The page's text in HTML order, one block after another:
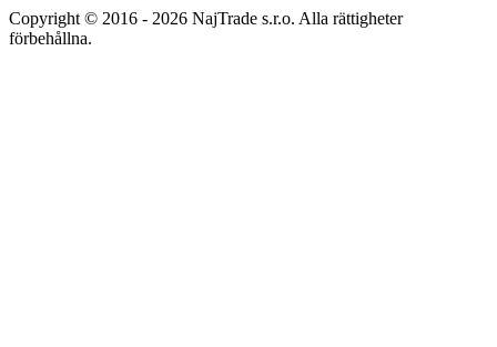
Copyright © 2016 - 2026 NajTrade s.r.o. Alla rättigheter
förbehållna.